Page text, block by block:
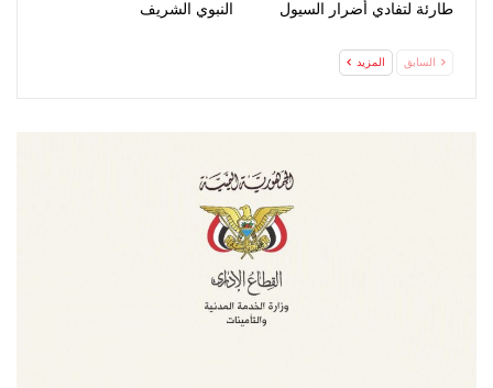
طارئة لتفادي أضرار السيول
النبوي الشريف
السابق المزيد